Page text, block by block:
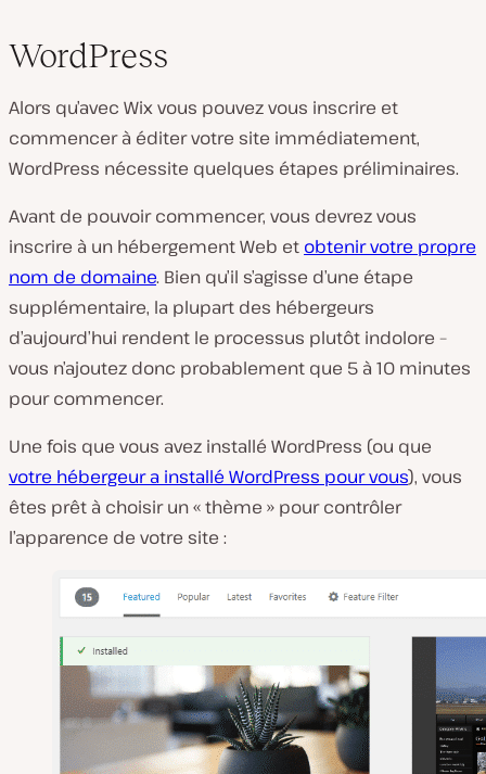
WordPress
Alors qu’avec Wix vous pouvez vous inscrire et
commencer à éditer votre site immédiatement,
WordPress nécessite quelques étapes préliminaires.
Avant de pouvoir commencer, vous devrez vous
inscrire à un hébergement Web et obtenir votre propre
nom de domaine. Bien qu’il s’agisse d’une étape
supplémentaire, la plupart des hébergeurs
d’aujourd’hui rendent le processus plutôt indolore –
vous n’ajoutez donc probablement que 5 à 10 minutes
pour commencer.
Une fois que vous avez installé WordPress (ou que
votre hébergeur a installé WordPress pour vous), vous
êtes prêt à choisir un « thème » pour contrôler
l’apparence de votre site :